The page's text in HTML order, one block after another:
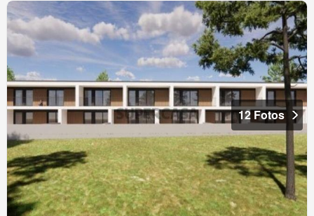
12 Fotos